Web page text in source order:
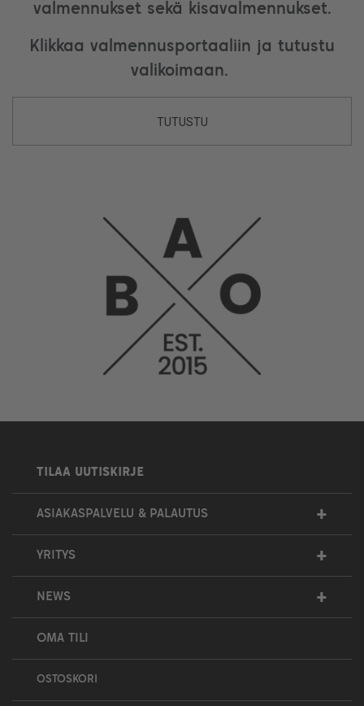
valmennukset sekä kisavalmennukset.
Klikkaa valmennusportaaliin ja tutustu
valikoimaan.
TUTUSTU
TILAA UUTISKIRJE
ASIAKASPALVELU & PALAUTUS +
YRITYS +
NEWS +
OMA TILI
OSTOSKORI